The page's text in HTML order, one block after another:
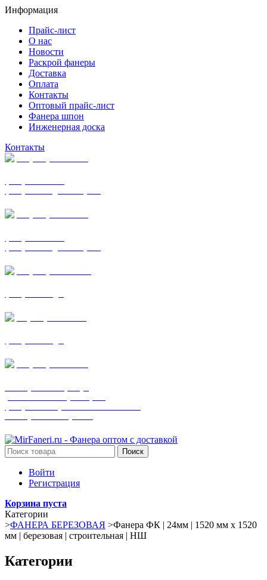
Информация
Прайс-лист
О нас
Новости
Раскрой фанеры
Доставка
Оплата
Контакты
Оптовый прайс-лист
Фанера шпон
Инженерная доска
Контакты
Поиск
Войти
Регистрация
Корзина пуста
Категории
>ФАНЕРА БЕРЕЗОВАЯ >Фанера ФК | 24мм | 1520 мм х 1520
мм | березовая | строительная | НШ
Категории